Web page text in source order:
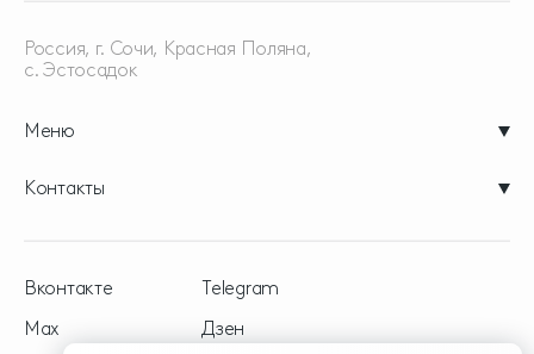
Меню
Россия, г. Сочи, Красная Поляна,
с. Эстосадок
Контакты
Вконтакте
Telegram
Max
Дзен